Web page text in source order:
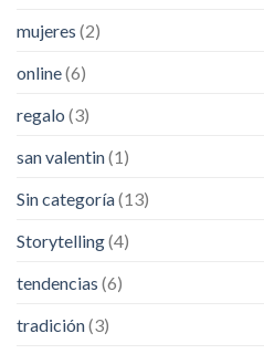
mujeres (2)
online(6)
regalo (3)
san valentin(1)
Sin categoría(13)
Storytelling(4)
tendencias (6)
tradición(3)